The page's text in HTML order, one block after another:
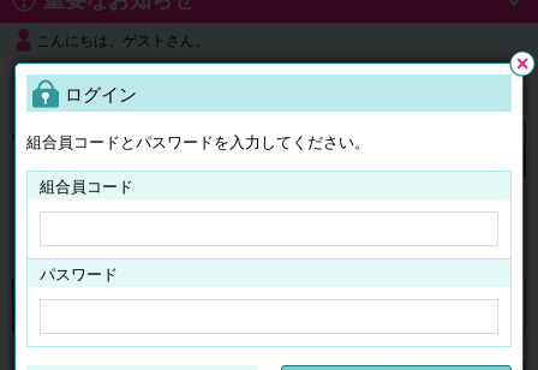
こんにちは、ゲストさん。
よくある質問
ログイン
チケット マイページ
ログイン
組合員コードとパスワードを入力してください。
組合員コード
パスワード